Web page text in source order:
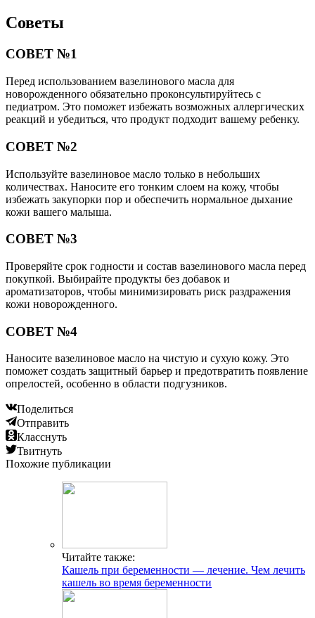
Советы
СОВЕТ №1
Перед использованием вазелинового масла для
новорожденного обязательно проконсультируйтесь с
педиатром. Это поможет избежать возможных аллергических
реакций и убедиться, что продукт подходит вашему ребенку.
СОВЕТ №2
Используйте вазелиновое масло только в небольших
количествах. Наносите его тонким слоем на кожу, чтобы
избежать закупорки пор и обеспечить нормальное дыхание
кожи вашего малыша.
СОВЕТ №3
Проверяйте срок годности и состав вазелинового масла перед
покупкой. Выбирайте продукты без добавок и
ароматизаторов, чтобы минимизировать риск раздражения
кожи новорожденного.
СОВЕТ №4
Наносите вазелиновое масло на чистую и сухую кожу. Это
поможет создать защитный барьер и предотвратить появление
опрелостей, особенно в области подгузников.
Поделиться
Отправить
Класснуть
Твитнуть
Похожие публикации
Читайте также:
Кашель при беременности — лечение. Чем лечить
кашель во время беременности